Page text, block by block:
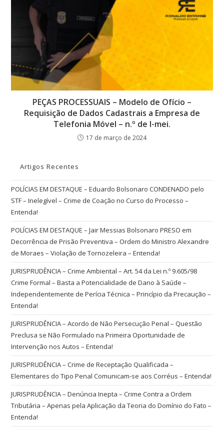
PEÇAS PROCESSUAIS – Modelo de Ofício –
Requisição de Dados Cadastrais a Empresa de
Telefonia Móvel – n.º de I-mei.
17 de março de 2024
Artigos Recentes
POLÍCIAS EM DESTAQUE – Eduardo Bolsonaro CONDENADO pelo
STF – Inelegível – Crime de Coação no Curso do Processo –
Entenda!
POLÍCIAS EM DESTAQUE – Jair Messias Bolsonaro PRESO em
Decorrência de Prisão Preventiva – Ordem do Ministro Alexandre
de Moraes – Violação de Tornozeleira – Entenda!
JURISPRUDÊNCIA – Crime Ambiental – Art. 54 da Lei n.º 9.605/98
Crime Formal – Basta a Potencialidade de Dano à Saúde –
Independentemente de Perícia Técnica – Princípio da Precaução –
Entenda!
JURISPRUDÊNCIA – Acordo de Não Persecução Penal – Questão
Preclusa se Não Formulado na Primeira Oportunidade de
Intervenção nos Autos – Entenda!
JURISPRUDÊNCIA – Crime de Receptação Qualificada –
Elementares do Tipo Penal Comunicam-se aos Corréus – Entenda!
JURISPRUDÊNCIA – Denúncia Inepta – Crime Contra a Ordem
Tributária – Apenas pela Aplicação da Teoria do Domínio do Fato –
Entenda!